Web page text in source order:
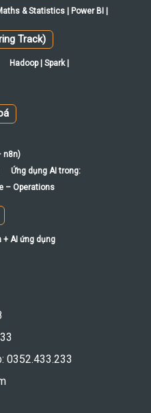
& Statistics | Power BI |
Track)
Hadoop | Spark |
n8n)
Ứng dụng AI trong:
– Operations
+ AI ứng dụng
0352.433.233